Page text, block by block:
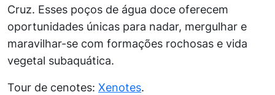
Cruz. Esses poços de água doce oferecem
oportunidades únicas para nadar, mergulhar e
maravilhar-se com formações rochosas e vida
vegetal subaquática.
Tour de cenotes: Xenotes.